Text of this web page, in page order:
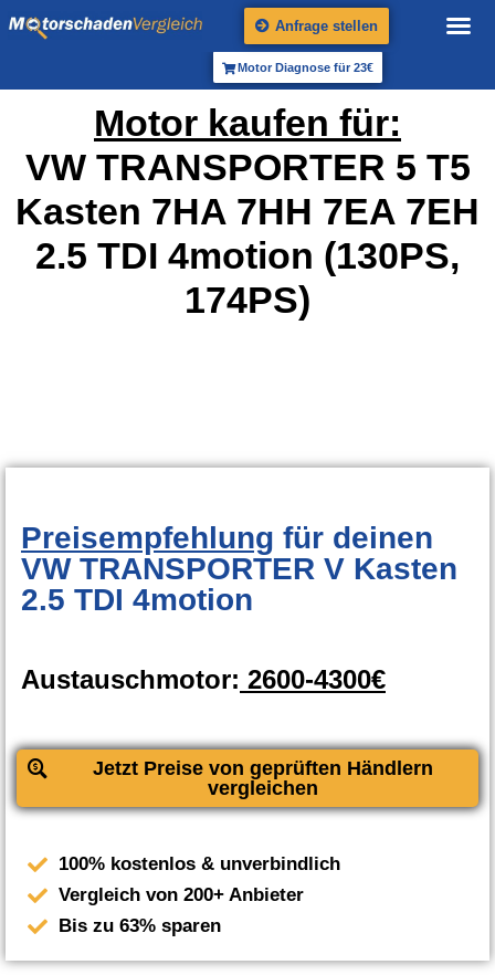
Anfrage stellen
Motor Diagnose für 23€
Motor kaufen für:
VW TRANSPORTER 5 T5
Kasten 7HA 7HH 7EA 7EH
2.5 TDI 4motion (130PS,
174PS)
Preisempfehlung für deinen
VW TRANSPORTER V Kasten
2.5 TDI 4motion
Austauschmotor: 2600-4300€
Jetzt Preise von geprüften Händlern
vergleichen
100% kostenlos & unverbindlich
Vergleich von 200+ Anbieter
Bis zu 63% sparen